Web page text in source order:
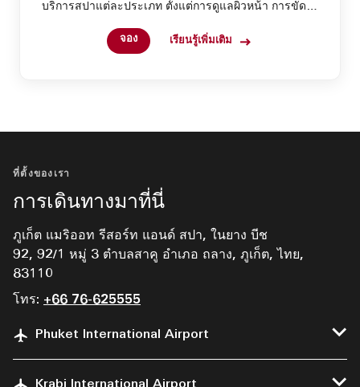
บริการสปาแต่ละประเภท ตั้งแต่การดูแลผิวหน้า การขัดผิว
และทำให้มีชีวิตชีวา
จอง เรียนรู้เพิ่มเติม
ที่ตั้งของเรา
การเดินทางมาที่นี่
ภูเก็ต แมริออท รีสอร์ท แอนด์ สปา, ในยาง บีช
92, 92/1 หมู่ 3 ตำบลสาคู อำเภอ ถลาง, ภูเก็ต, ไทย,
83110
โทร: +66 76-625555
Phuket International Airport